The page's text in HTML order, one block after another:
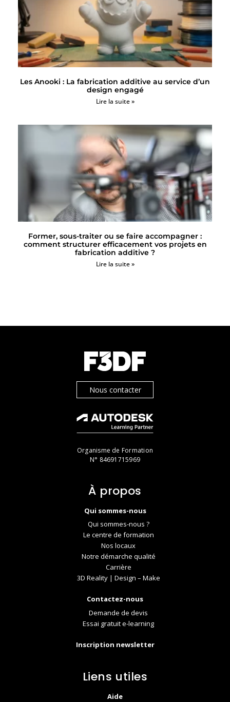
Les Anooki : La fabrication additive au service d’un
design engagé
Lire la suite »
Former, sous-traiter ou se faire accompagner :
comment structurer efficacement vos projets en
fabrication additive ?
Lire la suite »
Nous contacter
Organisme de Formation
N° 84691715969
À propos
Qui sommes-nous
Qui sommes-nous ?
Le centre de formation
Nos locaux
Notre démarche qualité
Carrière
3D Reality | Design – Make
Contactez-nous
Demande de devis
Essai gratuit e-learning
Inscription newsletter
Liens utiles
Aide